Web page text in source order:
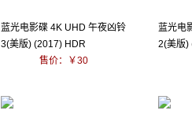
蓝光电影碟 4K UHD 午夜凶铃
3(美版) (2017) HDR
售价：￥30
蓝光电
2(美版)